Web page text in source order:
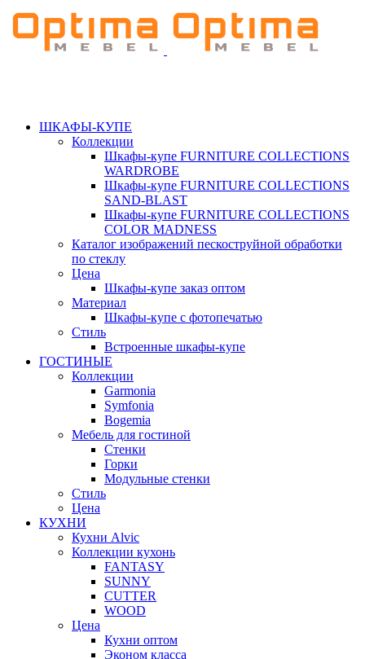
ШКАФЫ-КУПЕ
Коллекции
Шкафы-купе FURNITURE COLLECTIONS
WARDROBE
Шкафы-купе FURNITURE COLLECTIONS
SAND-BLAST
Шкафы-купе FURNITURE COLLECTIONS
COLOR MADNESS
Каталог изображений пескоструйной обработки
по стеклу
Цена
Шкафы-купе заказ оптом
Материал
Шкафы-купе с фотопечатью
Стиль
Встроенные шкафы-купе
ГОСТИНЫЕ
Коллекции
Garmonia
Symfonia
Bogemia
Мебель для гостиной
Стенки
Горки
Модульные стенки
Стиль
Цена
КУХНИ
Кухни Alvic
Коллекции кухонь
FANTASY
SUNNY
CUTTER
WOOD
Цена
Кухни оптом
Эконом класса